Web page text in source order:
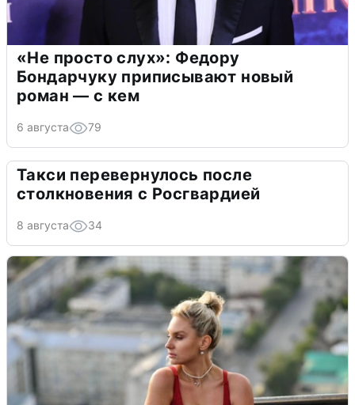
«Не просто слух»: Федору
Бондарчуку приписывают новый
роман — с кем
6 августа 79
Такси перевернулось после
столкновения с Росгвардией
8 августа 34